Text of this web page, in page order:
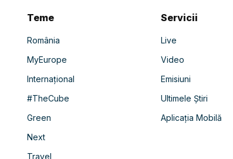
Teme
România
MyEurope
Internațional
#TheCube
Green
Next
Travel
Servicii
Live
Video
Emisiuni
Ultimele Știri
Aplicația Mobilă